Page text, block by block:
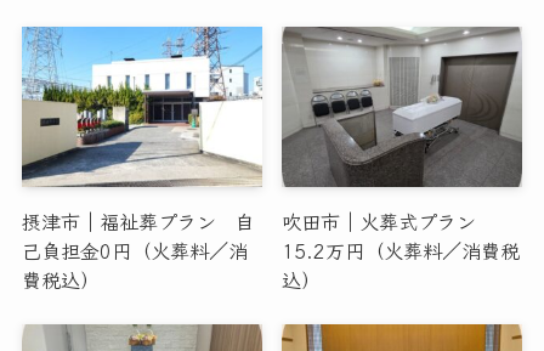
摂津市｜福祉葬プラン 自
己負担金0円（火葬料／消
費税込）
吹田市｜火葬式プラン
15.2万円（火葬料／消費税
込）